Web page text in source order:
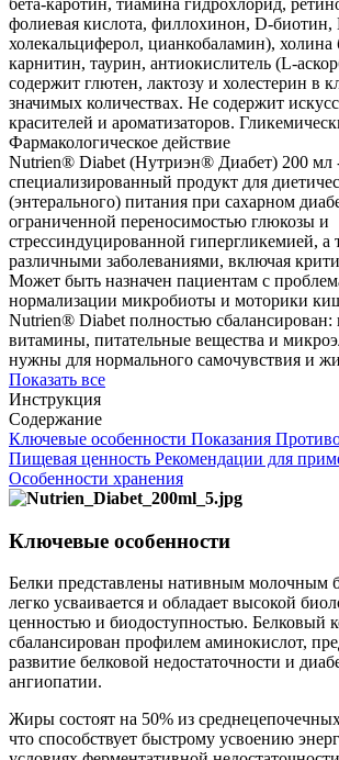
фолиевая кислота, филлохинон, D-биотин,
холекальциферол, цианкобаламин), холина
карнитин, таурин, антиокислитель (L-
содержит глютен, лактозу и холестерин в
значимых количествах. Не содержит
красителей и ароматизаторов.
Фармакологическое действие
Nutrien® Diabet (Нутриэн® Диабет) 200
специализированный продукт для
(энтерального) питания при сахарном
ограниченной переносимостью глюкозы и
стрессиндуцированной гипергликемией, а
различными заболеваниями, включая
Может быть назначен пациентам с
нормализации микробиоты и моторики
Nutrien® Diabet полностью сбалансирован:
витамины, питательные вещества и
нужны для нормального самочувствия и
Показать все
Инструкция
Содержание
Ключевые особенности Показания
Пищевая ценность Рекомендации для
Особенности хранения
Ключевые особенности
Белки представлены нативным молочным
легко усваивается и обладает высокой
ценностью и биодоступностью. Белковый
сбалансирован профилем аминокислот,
развитие белковой недостаточности и
ангиопатии.
Жиры состоят на 50% из
что способствует быстрому усвоению